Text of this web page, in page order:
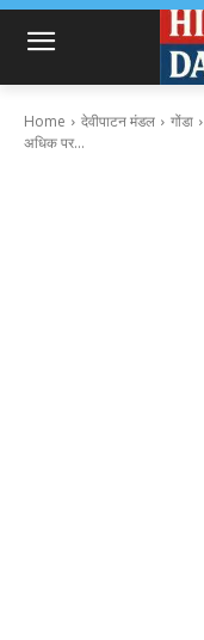
Home देवीपाटन मंडल गोंडा
अधिक पर...